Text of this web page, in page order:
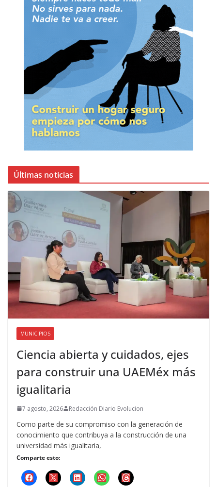
Últimas noticias
MUNICIPIOS
Ciencia abierta y cuidados, ejes
para construir una UAEMéx más
igualitaria
7 agosto, 2026 Redacción Diario Evolucion
Como parte de su compromiso con la generación de
conocimiento que contribuya a la construcción de una
universidad más igualitaria,
Comparte esto: